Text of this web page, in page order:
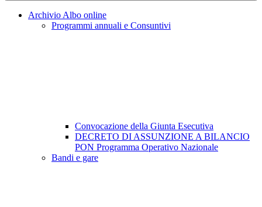
Archivio Albo online
Programmi annuali e Consuntivi
Convocazione della Giunta Esecutiva
DECRETO DI ASSUNZIONE A BILANCIO
PON Programma Operativo Nazionale
Bandi e gare